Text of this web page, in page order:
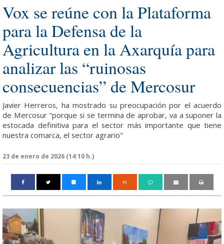
Vox se reúne con la Plataforma
para la Defensa de la
Agricultura en la Axarquía para
analizar las “ruinosas
consecuencias” de Mercosur
Javier Herreros, ha mostrado su preocupación por el acuerdo
de Mercosur "porque si se termina de aprobar, va a suponer la
estocada definitiva para el sector más importante que tiene
nuestra comarca, el sector agrario"
23 de enero de 2026 (14:10 h.)
m